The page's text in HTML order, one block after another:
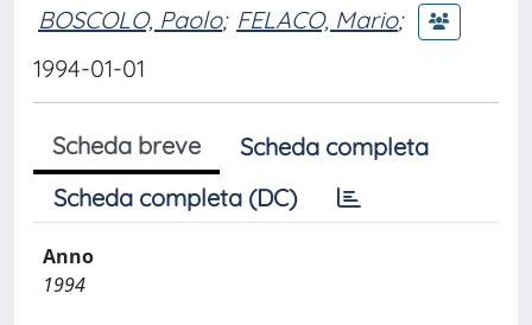
BOSCOLO, Paolo; FELACO, Mario;
1994-01-01
Scheda breve
Scheda completa
Scheda completa (DC)
Anno
1994